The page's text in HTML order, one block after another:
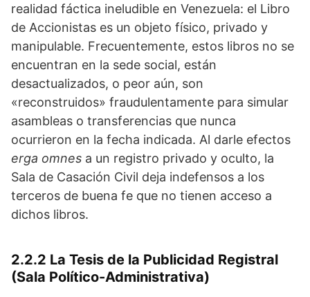
realidad fáctica ineludible en Venezuela: el Libro
de Accionistas es un objeto físico, privado y
manipulable. Frecuentemente, estos libros no se
encuentran en la sede social, están
desactualizados, o peor aún, son
«reconstruidos» fraudulentamente para simular
asambleas o transferencias que nunca
ocurrieron en la fecha indicada. Al darle efectos
erga omnes a un registro privado y oculto, la
Sala de Casación Civil deja indefensos a los
terceros de buena fe que no tienen acceso a
dichos libros.
2.2.2 La Tesis de la Publicidad Registral
(Sala Político-Administrativa)